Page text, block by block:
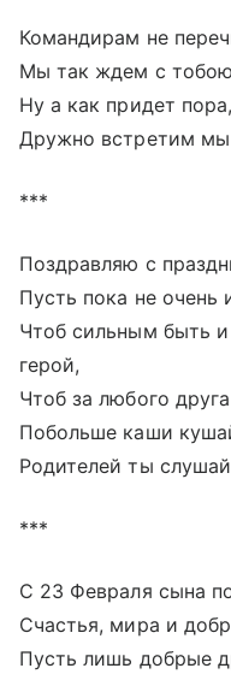
Командирам не
Мы так ждем с тобою
Ну а как придет пора,
Дружно встретим мы
***
Поздравляю с
Пусть пока не очень
Чтоб сильным быть
герой,
Чтоб за любого
Побольше каши
Родителей ты
***
С 23 Февраля сына
Счастья, мира и
Пусть лишь добрые